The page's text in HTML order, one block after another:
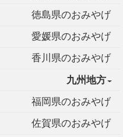
徳島県のおみやげ
愛媛県のおみやげ
香川県のおみやげ
九州地方
福岡県のおみやげ
佐賀県のおみやげ